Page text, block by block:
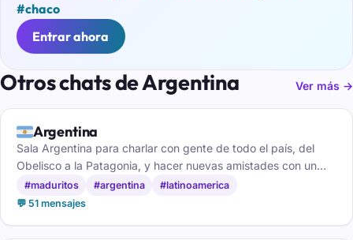
#chaco
Entrar ahora
Otros chats de Argentina Ver más →
🇦🇷Argentina
Sala Argentina para charlar con gente de todo el país, del
Obelisco a la Patagonia, y hacer nuevas amistades con un
buen mate de por medio.
#maduritos #argentina
#latinoamerica
💬 51 mensajes